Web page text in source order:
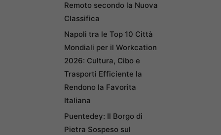
Remoto secondo la Nuova
Classifica
Napoli tra le Top 10 Città
Mondiali per il Workcation
2026: Cultura, Cibo e
Trasporti Efficiente la
Rendono la Favorita
Italiana
Puentedey: Il Borgo di
Pietra Sospeso sul